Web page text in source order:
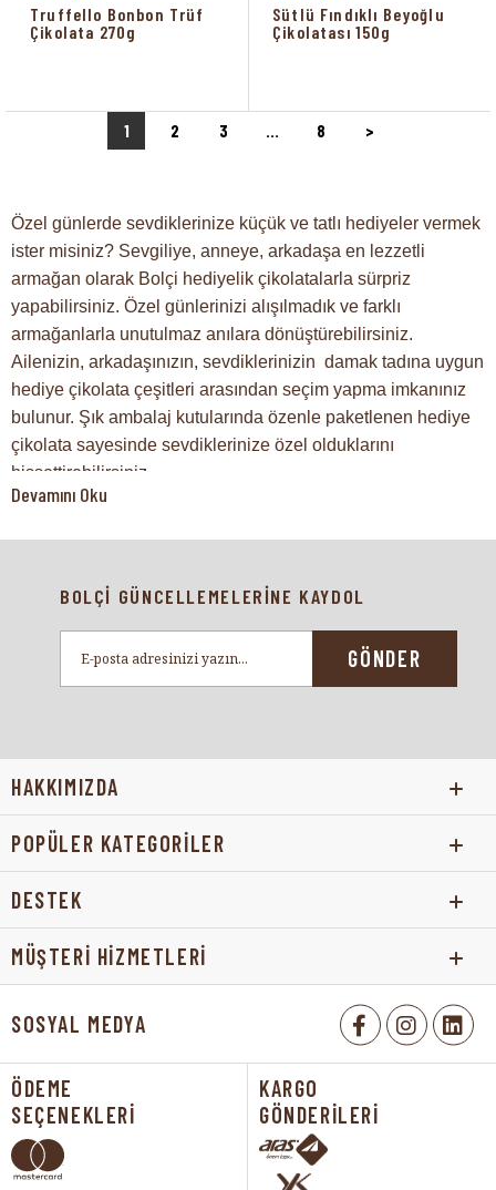
Truffello Bonbon Trüf
Çikolata 270g
Sütlü Fındıklı Beyoğlu
Çikolatası 150g
1 2 3 ... 8 >
Özel günlerde sevdiklerinize küçük ve tatlı hediyeler vermek
ister misiniz? Sevgiliye, anneye, arkadaşa en lezzetli
armağan olarak Bolçi hediyelik çikolatalarla sürpriz
yapabilirsiniz. Özel günlerinizi alışılmadık ve farklı
armağanlarla unutulmaz anılara dönüştürebilirsiniz.
Ailenizin, arkadaşınızın, sevdiklerinizin damak tadına uygun
hediye çikolata çeşitleri arasından seçim yapma imkanınız
bulunur. Şık ambalaj kutularında özenle paketlenen hediye
çikolata sayesinde sevdiklerinize özel olduklarını
hissettirebilirsiniz.
şık ve göz alıcı ürünlerdir. Bebek hediyesi, yıldönümü,
doğum günü gibi özel günlerinizde sevdiklerinize enfes
çikolatalar hediye edebilirsiniz. Hediye çikolatalar Bolçi
kalitesi ile üretilerek şık ambalajlar ile hazırlanan tatlı
Benzersiz ve şık tasarımları ile hem göze hitap eden hem de
damak tadınıza uygun çikolatalarla özel günlerinizi
renklendirme şansınız vardır. Sadece özel günlerinizde değil
hediyelik çikolatalarla onları şaşırtabilirsiniz. Üstelik Bolçi ile
sevdiklerinize en beğendiğiniz çikolataları iletmek de
oldukça kolaydır. Sadece hediye çikolata çeşidine karar
Hediye çikolata kutusu, damak tadınıza uygun çikolataların
şık kutu ambalajlar ile paketlenmesiyle hazırlanan ürünlerdir.
Özel günler için en çok tercih edilen hediyeler arasında yer
alır. Özel hazırlanan kutu ambalajlarla en lezzetli
Devamını Oku
BOLÇİ GÜNCELLEMELERİNE KAYDOL
GÖNDER
HAKKIMIZDA
POPÜLER KATEGORİLER
DESTEK
MÜŞTERİ HİZMETLERİ
SOSYAL MEDYA
ÖDEME
SEÇENEKLERİ
KARGO
GÖNDERİLERİ